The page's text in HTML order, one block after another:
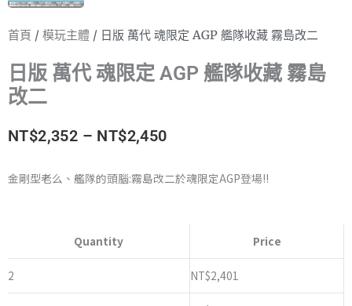
首頁 / 模玩主體 / 日版 萬代 魂限定 AGP 艦隊收藏 霧島改二
日版 萬代 魂限定 AGP 艦隊收藏 霧島
改二
NT$2,352 – NT$2,450價
圍：
NT$2,352
到
金剛型老么、艦隊的頭腦:霧島改二於魂限定AGP登場!!
Quantity Price
2 NT$2,401
代
魂